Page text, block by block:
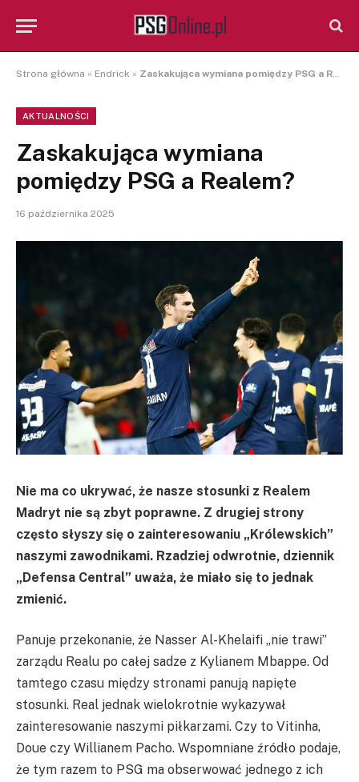
Strona główna » Endrick » Zaskakująca wymiana pomiędzy PSG a Realem?
AKTUALNOŚCI
Zaskakująca wymiana
pomiędzy PSG a Realem?
16 października 2025
Nie ma co ukrywać, że nasze stosunki z Realem
Madryt nie są zbyt poprawne. Z drugiej strony
często słyszy się o zainteresowaniu „Królewskich”
naszymi zawodnikami. Rzadziej odwrotnie, dziennik
„Defensa Central” uważa, że miało się to jednak
zmienić.
Panuje przekonanie, że Nasser Al-Khelaifi „nie trawi”
zarządu Realu po całej sadze z Kylianem Mbappe. Od
tamtego czasu między stronami panują napięte
stosunki. Real jednak wielokrotnie wykazywał
zainteresowanie naszymi piłkarzami. Czy to Vitinha,
Doue czy Willianem Pacho. Wspomniane źródło podaje,
że tym razem to PSG ma obserwować jednego z ich